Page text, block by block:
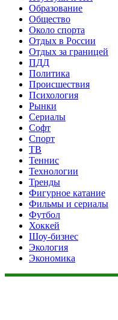
Образование
Общество
Около спорта
Отдых в России
Отдых за границей
ПДД
Политика
Происшествия
Психология
Рынки
Сериалы
Софт
Спорт
ТВ
Теннис
Технологии
Тренды
Фигурное катание
Фильмы и сериалы
Футбол
Хоккей
Шоу-бизнес
Экология
Экономика